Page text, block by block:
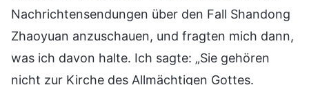
Nachrichtensendungen über den Fall Shandong
Zhaoyuan anzuschauen, und fragten mich dann,
was ich davon halte. Ich sagte: „Sie gehören
nicht zur Kirche des Allmächtigen Gottes.